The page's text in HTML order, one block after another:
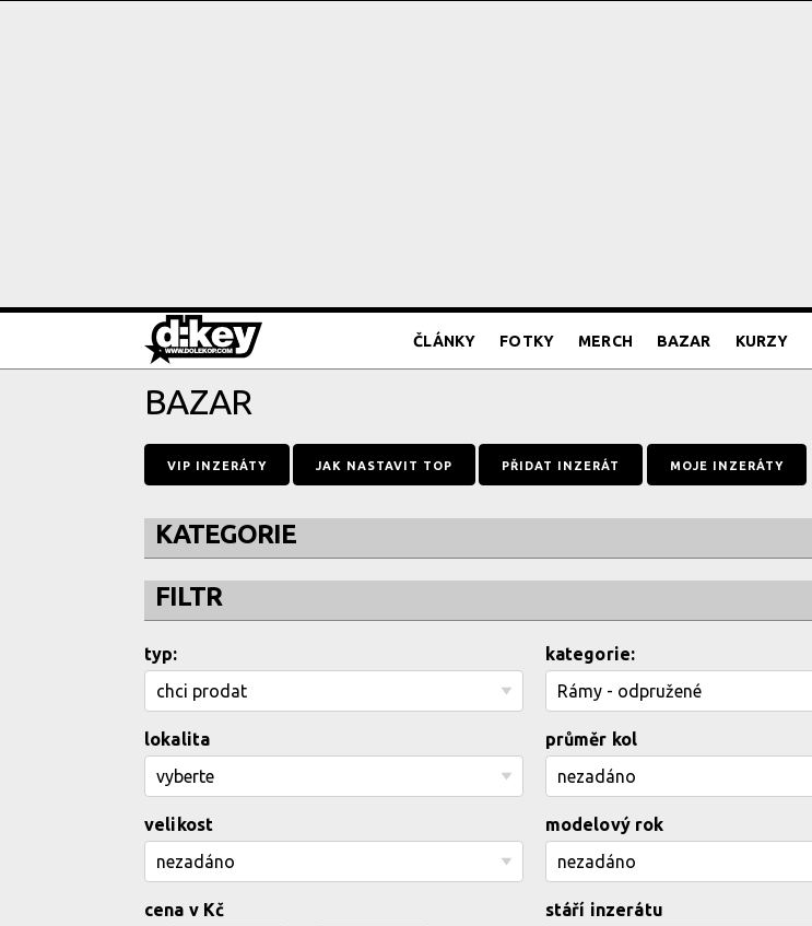
ČLÁNKY FOTKY MERCH BAZAR KURZY
BAZAR
VIP INZERÁTY JAK NASTAVIT TOP PŘIDAT INZERÁT MOJE INZERÁTY
KATEGORIE
FILTR
typ: kategorie:
lokalita průměr kol
velikost modelový rok
cena v Kč
stáří inzerátu